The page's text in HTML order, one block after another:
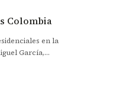
Colombia
en la
García,